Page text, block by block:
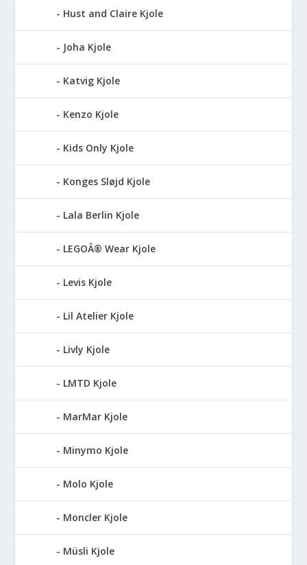
Hust and Claire Kjole
Joha Kjole
Katvig Kjole
Kenzo Kjole
Kids Only Kjole
Konges Sløjd Kjole
Lala Berlin Kjole
LEGOÂ® Wear Kjole
Levis Kjole
Lil Atelier Kjole
Livly Kjole
LMTD Kjole
MarMar Kjole
Minymo Kjole
Molo Kjole
Moncler Kjole
Müsli Kjole